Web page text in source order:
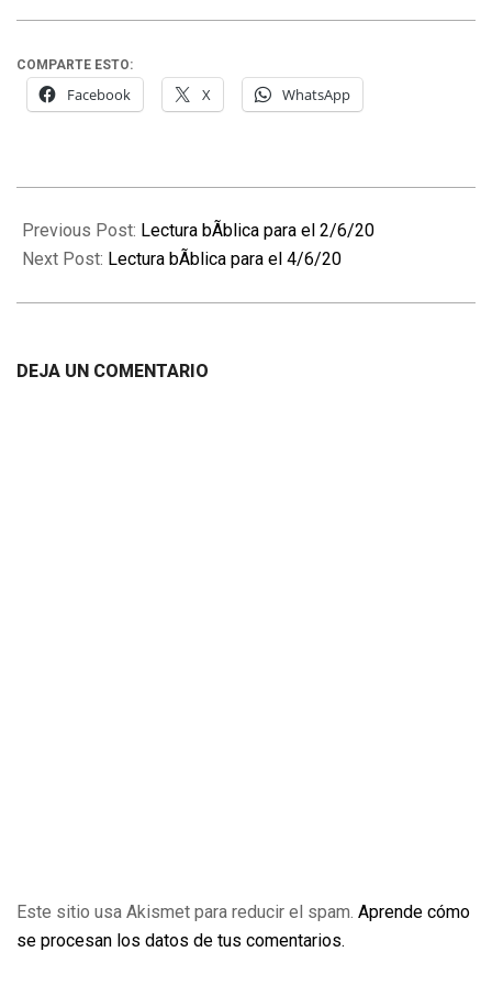
COMPARTE ESTO:
Facebook X WhatsApp
06-
03
Previous Post: Lectura bÃ­blica para el 2/6/20
Next Post: Lectura bÃ­blica para el 4/6/20
DEJA UN COMENTARIO
Este sitio usa Akismet para reducir el spam. Aprende cómo
se procesan los datos de tus comentarios.